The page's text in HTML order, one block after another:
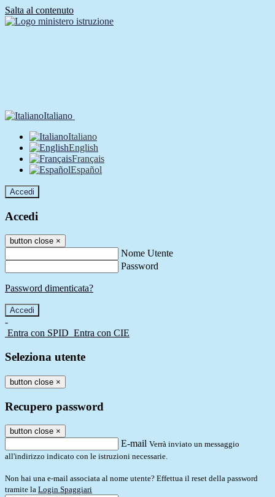
Salta al contenuto
Italiano
Italiano
English
Français
Español
Accedi
Accedi
button close ×
Nome Utente
Password
Password dimenticata?
-
Entra con SPID Entra con CIE
Seleziona utente
button close ×
Recupero password
button close ×
E-mail Verrà inviato un messaggio
all'indirizzo indicato con le istruzioni necessarie.
Non hai una e-mail associata al nome utente? Effettua il reset della password
tramite la Login Spaggiari